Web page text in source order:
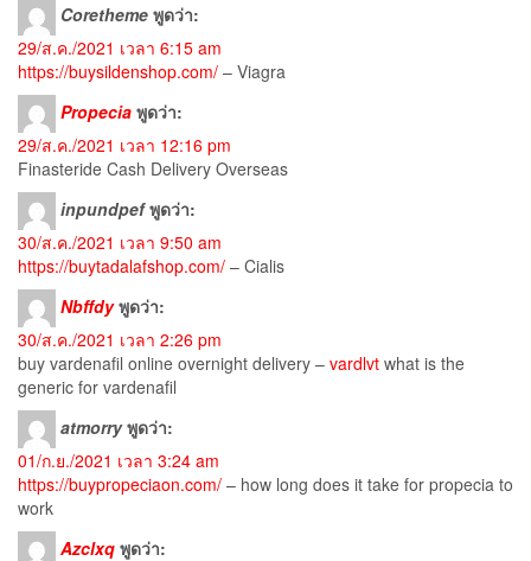
Coretheme พูดว่า:
29/ส.ค./2021 เวลา 6:15 am
https://buysildenshop.com/ – Viagra
Propecia พูดว่า:
29/ส.ค./2021 เวลา 12:16 pm
Finasteride Cash Delivery Overseas
inpundpef พูดว่า:
30/ส.ค./2021 เวลา 9:50 am
https://buytadalafshop.com/ – Cialis
Nbffdy พูดว่า:
30/ส.ค./2021 เวลา 2:26 pm
buy vardenafil online overnight delivery – vardlvt what is the
generic for vardenafil
atmorry พูดว่า:
01/ก.ย./2021 เวลา 3:24 am
https://buypropeciaon.com/ – how long does it take for propecia to
work
Azclxq พูดว่า: